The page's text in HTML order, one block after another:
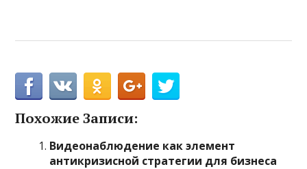
Похожие Записи:
Видеонаблюдение как элемент
антикризисной стратегии для бизнеса